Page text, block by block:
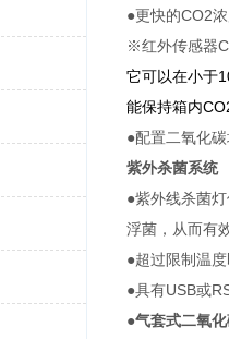
●更快的CO2浓
※红外传感器
它可以在小于
能保持箱内
●配置二氧化
紫外杀菌系统
●紫外线杀菌
浮菌，从而有
●超过限制温
●具有USB或
●气套式二氧